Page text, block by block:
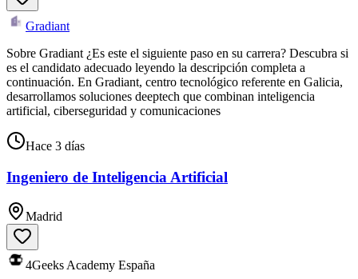
Gradiant
Sobre Gradiant ¿Es este el siguiente paso en su carrera? Descubra si
es el candidato adecuado leyendo la descripción completa a
continuación. En Gradiant, centro tecnológico referente en Galicia,
desarrollamos soluciones deeptech que combinan inteligencia
artificial, ciberseguridad y comunicaciones
Hace 3 días
Ingeniero de Inteligencia Artificial
Madrid
4Geeks Academy España